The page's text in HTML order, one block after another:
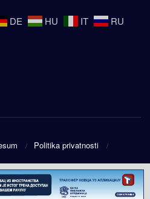
DE HU IT RU
Politika privatnosti
Eye doo